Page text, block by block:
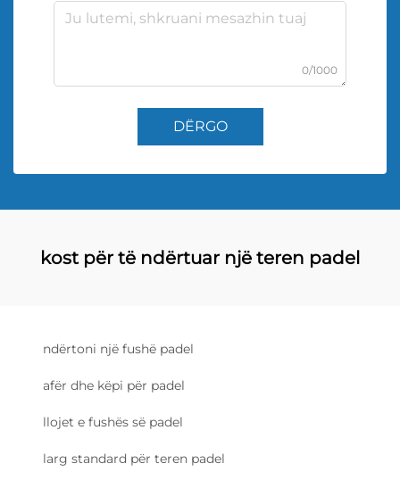
0/1000
DËRGO
kost për të ndërtuar një teren padel
ndërtoni një fushë padel
afër dhe këpi për padel
llojet e fushës së padel
larg standard për teren padel